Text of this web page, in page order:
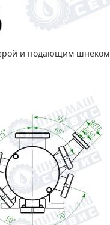
и подающим шнеком